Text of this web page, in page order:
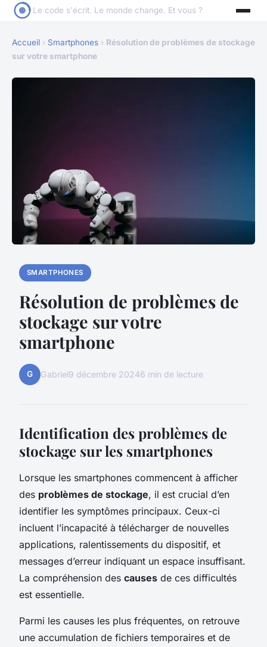
Le code s'écrit. Le monde change. Et vous ?
Accueil › Smartphones › Résolution de problèmes de stockage
sur votre smartphone
SMARTPHONES
Résolution de problèmes de
stockage sur votre
smartphone
G Gabriel9 décembre 20246 min de lecture
Identification des problèmes de
stockage sur les smartphones
Lorsque les smartphones commencent à afficher
des problèmes de stockage, il est crucial d’en
identifier les symptômes principaux. Ceux-ci
incluent l’incapacité à télécharger de nouvelles
applications, ralentissements du dispositif, et
messages d’erreur indiquant un espace insuffisant.
La compréhension des causes de ces difficultés
est essentielle.
Parmi les causes les plus fréquentes, on retrouve
une accumulation de fichiers temporaires et de